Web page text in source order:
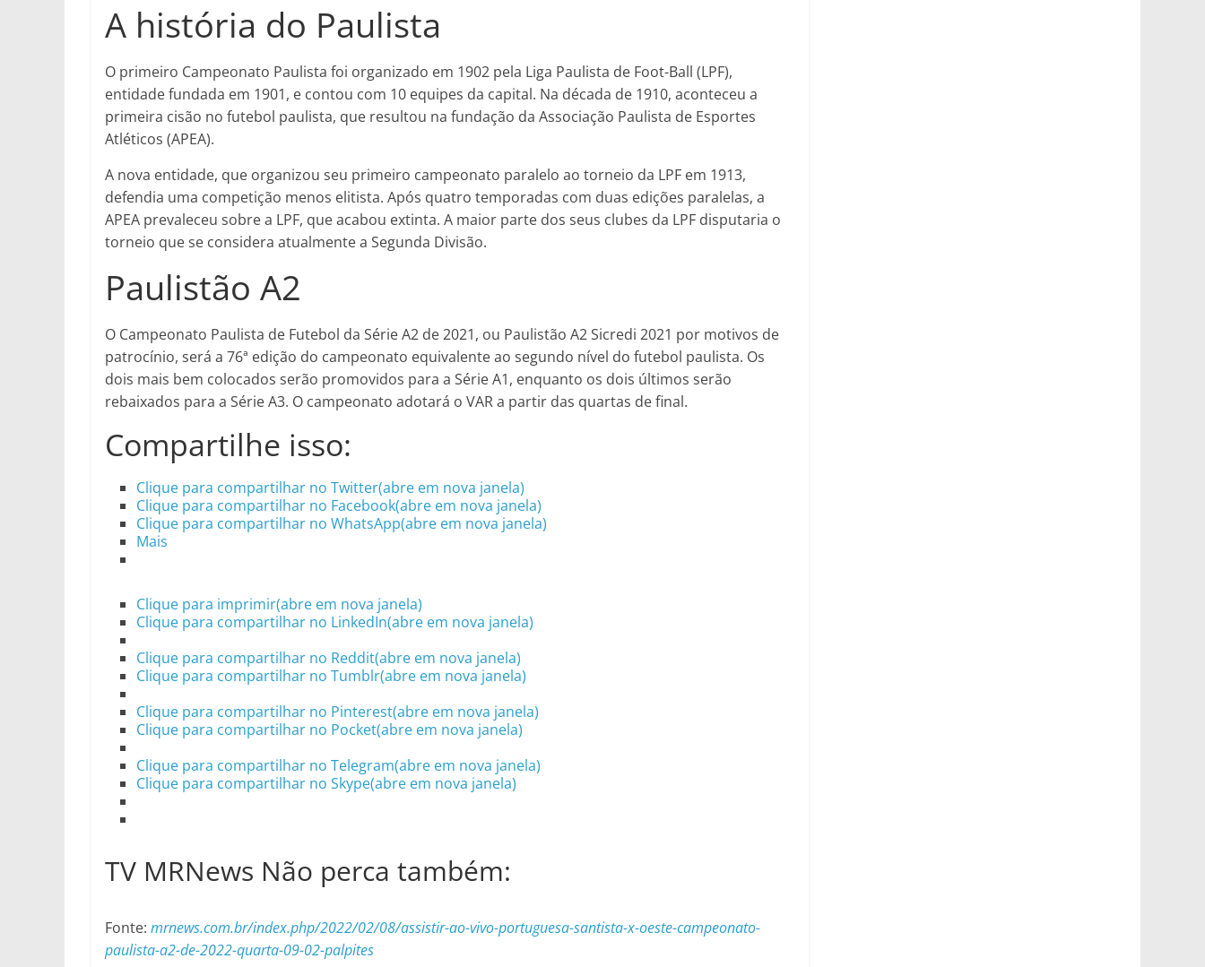
A história do Paulista
O primeiro Campeonato Paulista foi organizado em 1902 pela Liga Paulista de Foot-Ball (LPF),
entidade fundada em 1901, e contou com 10 equipes da capital. Na década de 1910, aconteceu a
primeira cisão no futebol paulista, que resultou na fundação da Associação Paulista de Esportes
Atléticos (APEA).
A nova entidade, que organizou seu primeiro campeonato paralelo ao torneio da LPF em 1913,
defendia uma competição menos elitista. Após quatro temporadas com duas edições paralelas, a
APEA prevaleceu sobre a LPF, que acabou extinta. A maior parte dos seus clubes da LPF disputaria o
torneio que se considera atualmente a Segunda Divisão.
Paulistão A2
O Campeonato Paulista de Futebol da Série A2 de 2021, ou Paulistão A2 Sicredi 2021 por motivos de
patrocínio, será a 76ª edição do campeonato equivalente ao segundo nível do futebol paulista. Os
dois mais bem colocados serão promovidos para a Série A1, enquanto os dois últimos serão
rebaixados para a Série A3. O campeonato adotará o VAR a partir das quartas de final.
Compartilhe isso:
Clique para compartilhar no Twitter(abre em nova janela)
Clique para compartilhar no Facebook(abre em nova janela)
Clique para compartilhar no WhatsApp(abre em nova janela)
Mais
Clique para imprimir(abre em nova janela)
Clique para compartilhar no LinkedIn(abre em nova janela)
Clique para compartilhar no Reddit(abre em nova janela)
Clique para compartilhar no Tumblr(abre em nova janela)
Clique para compartilhar no Pinterest(abre em nova janela)
Clique para compartilhar no Pocket(abre em nova janela)
Clique para compartilhar no Telegram(abre em nova janela)
Clique para compartilhar no Skype(abre em nova janela)
TV MRNews Não perca também:
Fonte: mrnews.com.br/index.php/2022/02/08/assistir-ao-vivo-portuguesa-santista-x-oeste-campeonato-
paulista-a2-de-2022-quarta-09-02-palpites